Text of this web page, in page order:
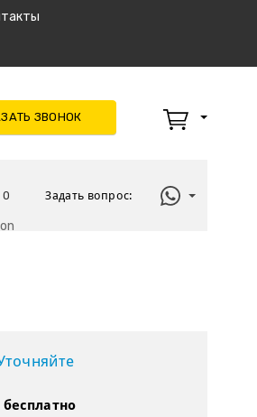
ЗВОНОК
0 Задать вопрос:
бесплатно